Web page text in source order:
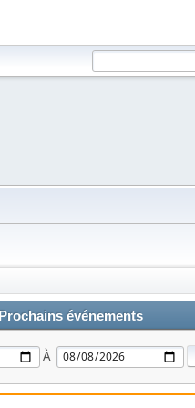
Prochains événements
À